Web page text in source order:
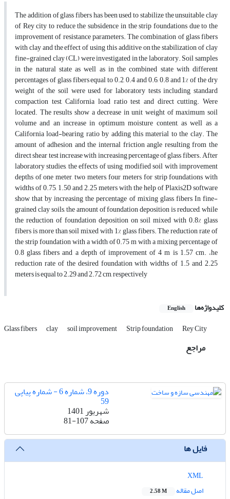
The addition of glass fibers has been used to stabilize the unsuitable clay
of Rey city to reduce the subsidence in the strip foundations due to the
improvement of resistance parameters. The combination of glass fibers
with clay and the effect of using this additive on the stabilization of clay
fine-grained clay (CL) were investigated in the laboratory. Soil samples
in the natural state as well as in the combined state with different
percentages of glass fibers equal to 0.2, 0.4 and 0.6, 0.8 and 1% of the dry
weight of the soil were used for laboratory tests including standard
compaction test, California load ratio test and direct cutting. Were
located. The results show a decrease in unit weight of maximum soil
volume and an increase in optimum moisture content, as well as a
California load-bearing ratio by adding this material to the clay. The
amount of adhesion and the internal friction angle resulting from the
direct shear test increase with increasing percentage of glass fibers. After
laboratory studies, the effects of using modified soil with improvement
depths of one meter, two meters, four meters for strip foundations with
widths of 0.75, 1.50 and 2.25 meters with the help of Plaxis2D software
show that by increasing the percentage of mixing glass fibers In fine-
grained clay soils, the amount of foundation deposition is reduced, while
the reduction of foundation deposition on soil mixed with 0.8% glass
fibers is more than soil mixed with 1% glass fibers. The reduction rate of
the strip foundation with a width of 0.75 m with a mixing percentage of
0.8 glass fibers and a depth of improvement of 4 m is 1.57 cm. ،he
reduction rate of the desired foundation with widths of 1.5 and 2.25
meters is equal to 2.29 and 2.72 cm, respectively
کلیدواژه‌ها English
Glass fibers clay soil improvement Strip foundation Rey City
مراجع
دوره 9، شماره 6 - شماره پیاپی
59
شهریور 1401
صفحه81-107
فایل ها
اصل مقاله
2.58 M